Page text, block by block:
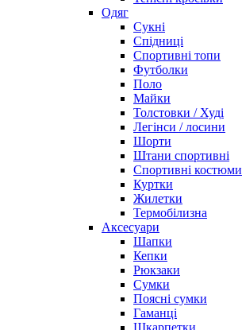
Одяг
Сукні
Спідниці
Спортивні топи
Футболки
Поло
Майки
Толстовки / Худі
Легінси / лосини
Шорти
Штани спортивні
Спортивні костюми
Куртки
Жилетки
Термобілизна
Аксесуари
Шапки
Кепки
Рюкзаки
Сумки
Поясні сумки
Гаманці
Шкарпетки